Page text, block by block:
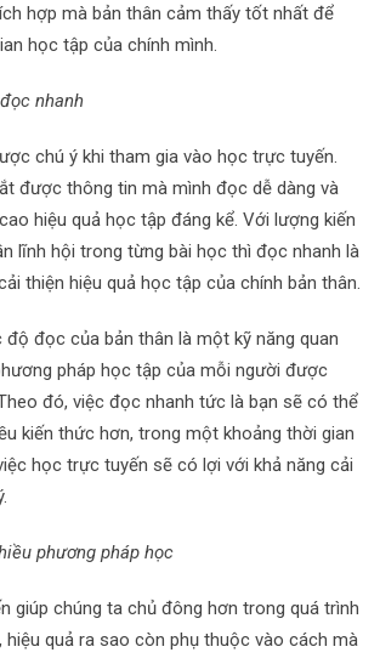
hợp mà bản thân cảm thấy tốt nhất để
học tập của chính mình.
nhanh
chú ý khi tham gia vào học trực tuyến.
được thông tin mà mình đọc dễ dàng và
hiệu quả học tập đáng kể. Với lượng kiến
lĩnh hội trong từng bài học thì đọc nhanh là
thiện hiệu quả học tập của chính bản thân.
đọc của bản thân là một kỹ năng quan
pháp học tập của mỗi người được
đó, việc đọc nhanh tức là bạn sẽ có thể
kiến thức hơn, trong một khoảng thời gian
học trực tuyến sẽ có lợi với khả năng cải
phương pháp học
giúp chúng ta chủ đông hơn trong quá trình
hiệu quả ra sao còn phụ thuộc vào cách mà